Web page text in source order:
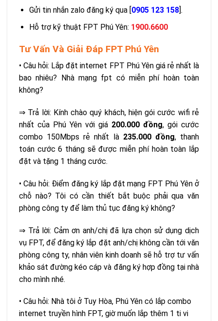
Gửi tin nhắn zalođăng ký qua [ 0905 123 158].
Hỗ trợ kỹ thuật FPT Phú Yên: 1900.6600
Tư Vấn Và Giải Đáp FPT Phú Yên
• Câu hỏi: Lắp đặt internet FPT Phú Yên giá rẻ nhất là
bao nhiêu? Nhà mạng fpt có miễn phí hoàn toàn
không?
⇒ Trả lời: Kính chào quý khách, hiện gói cước wifi rẻ
nhất của Phú Yên với giá 200.000 đồng, gói cước
combo 150Mbps rẻ nhất là 235.000 đồng, thanh
toán cước 6 tháng sẽ được miễn phí hoàn toàn lắp
đặt và tặng 1 tháng cước.
• Câu hỏi: Điểm đăng ký lắp đặt mạng FPT Phú Yên ở
chỗ nào? Tôi có cần thiết bắt buộc phải qua văn
phòng công ty để làm thủ tục đăng ký không?
⇒ Trả lời: Cảm ơn anh/chị đã lựa chọn sử dụng dịch
vụ FPT, để đăng ký lắp đặt anh/chị không cần tới văn
phòng công ty, nhân viên kinh doanh sẽ hỗ trợ tư vấn
khảo sát đường kéo cáp và đăng ký hợp đồng tại nhà
cho mình nhé.
• Câu hỏi: Nhà tôi ở Tuy Hòa, Phú Yên có lắp combo
internet truyền hình FPT, giờ muốn lắp thêm 1 ti vi